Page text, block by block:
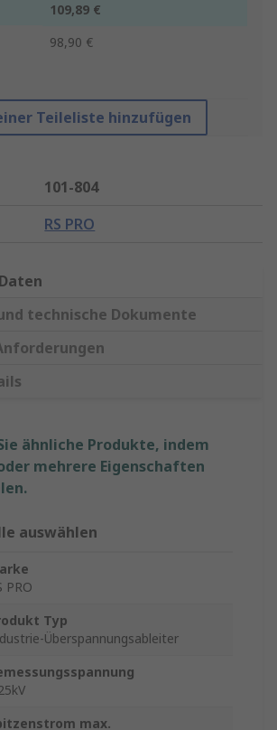
109,89 €
98,90 €
Teileliste hinzufügen
101-804
RS PRO
technische Dokumente
ähnliche Produkte, indem
mehrere Eigenschaften
auswählen
PRO
Typ
Überspannungsableiter
max.